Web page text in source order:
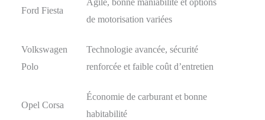
Ford Fiesta
Agile, bonne maniabilité et options
de motorisation variées
Volkswagen
Polo
Technologie avancée, sécurité
renforcée et faible coût d’entretien
Opel Corsa
Économie de carburant et bonne
habitabilité